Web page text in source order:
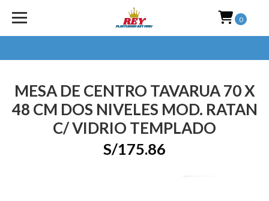
0
MESA DE CENTRO TAVARUA 70 X
48 CM DOS NIVELES MOD. RATAN
C/ VIDRIO TEMPLADO
S/175.86